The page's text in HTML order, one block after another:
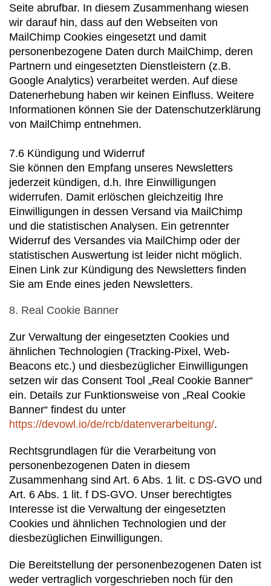
Seite abrufbar. In diesem Zusammenhang wiesen
wir darauf hin, dass auf den Webseiten von
MailChimp Cookies eingesetzt und damit
personenbezogene Daten durch MailChimp, deren
Partnern und eingesetzten Dienstleistern (z.B.
Google Analytics) verarbeitet werden. Auf diese
Datenerhebung haben wir keinen Einfluss. Weitere
Informationen können Sie der Datenschutzerklärung
von MailChimp entnehmen.
7.6 Kündigung und Widerruf
Sie können den Empfang unseres Newsletters
jederzeit kündigen, d.h. Ihre Einwilligungen
widerrufen. Damit erlöschen gleichzeitig Ihre
Einwilligungen in dessen Versand via MailChimp
und die statistischen Analysen. Ein getrennter
Widerruf des Versandes via MailChimp oder der
statistischen Auswertung ist leider nicht möglich.
Einen Link zur Kündigung des Newsletters finden
Sie am Ende eines jeden Newsletters.
8. Real Cookie Banner
Zur Verwaltung der eingesetzten Cookies und
ähnlichen Technologien (Tracking-Pixel, Web-
Beacons etc.) und diesbezüglicher Einwilligungen
setzen wir das Consent Tool „Real Cookie Banner“
ein. Details zur Funktionsweise von „Real Cookie
Banner“ findest du unter
https://devowl.io/de/rcb/datenverarbeitung/.
Rechtsgrundlagen für die Verarbeitung von
personenbezogenen Daten in diesem
Zusammenhang sind Art. 6 Abs. 1 lit. c DS-GVO und
Art. 6 Abs. 1 lit. f DS-GVO. Unser berechtigtes
Interesse ist die Verwaltung der eingesetzten
Cookies und ähnlichen Technologien und der
diesbezüglichen Einwilligungen.
Die Bereitstellung der personenbezogenen Daten ist
weder vertraglich vorgeschrieben noch für den